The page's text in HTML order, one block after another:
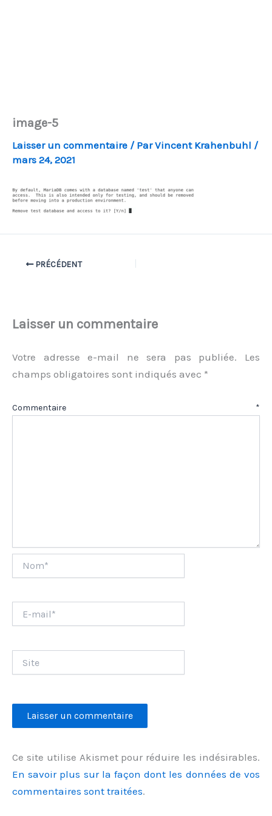
image-5
Laisser un commentaire / ParVincent Krahenbuhl /
mars 24, 2021
PRÉCÉDENT
Laisser un commentaire
Votre adresse e-mail ne sera pas publiée.
Les
champs obligatoires sont indiqués avec *
Commentaire *
mail*
Ce site utilise Akismet pour réduire les indésirables.
En savoir plus sur la façon dont les données de vos
commentaires sont traitées.